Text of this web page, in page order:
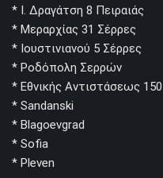
* Ι. Δραγάτση 8 Πειραιάς
* Μεραρχίας 31 Σέρρες
* Ιουστινιανού 5 Σέρρες
* Ροδόπολη Σερρών
* Εθνικής Αντιστάσεως
* Sandanski
* Blagoevgrad
* Sofia
* Pleven